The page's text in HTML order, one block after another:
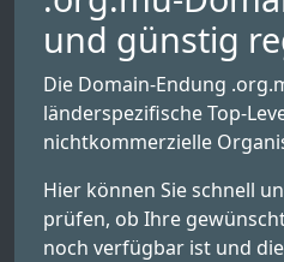
und günstig
Die Domain-Endung
länderspezifische Top-
nichtkommerzielle
Hier können Sie schnell
prüfen, ob Ihre
noch verfügbar ist und